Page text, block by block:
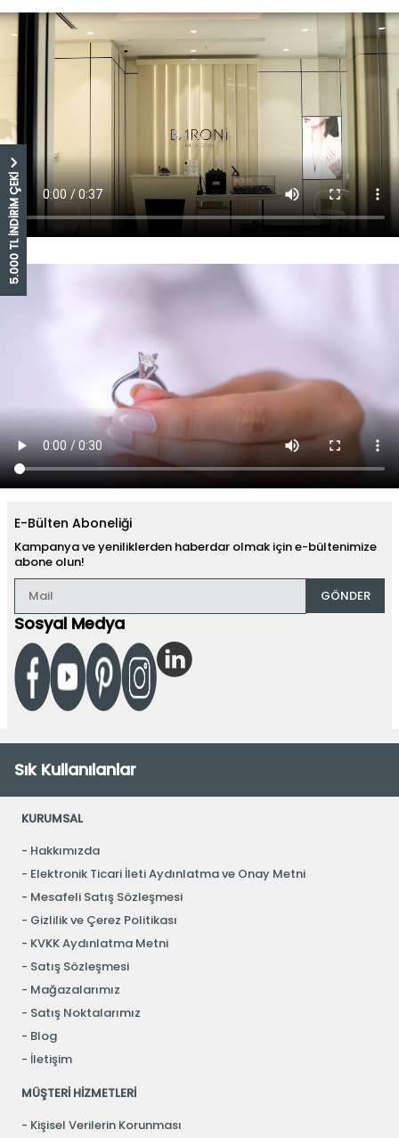
5.000 TL İNDİRİM ÇEKİ
E-Bülten Aboneliği
Kampanya ve yeniliklerden haberdar olmak için e-bültenimize
abone olun!
GÖNDER
Sosyal Medya
Sık Kullanılanlar
KURUMSAL
Hakkımızda
Elektronik Ticari İleti Aydınlatma ve Onay Metni
Mesafeli Satış Sözleşmesi
Gizlilik ve Çerez Politikası
KVKK Aydınlatma Metni
Satış Sözleşmesi
Mağazalarımız
Satış Noktalarımız
Blog
İletişim
MÜŞTERİ HİZMETLERİ
Kişisel Verilerin Korunması